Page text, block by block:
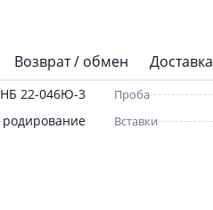
Возврат / обмен Доставка
НБ 22-046Ю-3
родирование
Проба
Вставки